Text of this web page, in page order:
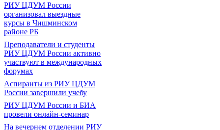
РИУ ЦДУМ России
организовал выездные
курсы в Чишминском
районе РБ
Преподаватели и студенты
РИУ ЦДУМ России активно
участвуют в международных
форумах
Аспиранты из РИУ ЦДУМ
России завершили учебу
РИУ ЦДУМ России и БИА
провели онлайн-семинар
На вечернем отделении РИУ